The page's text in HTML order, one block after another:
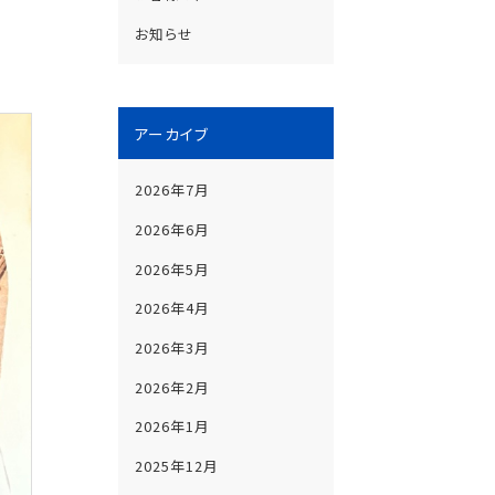
お知らせ
アーカイブ
2026年7月
2026年6月
2026年5月
2026年4月
2026年3月
2026年2月
2026年1月
2025年12月